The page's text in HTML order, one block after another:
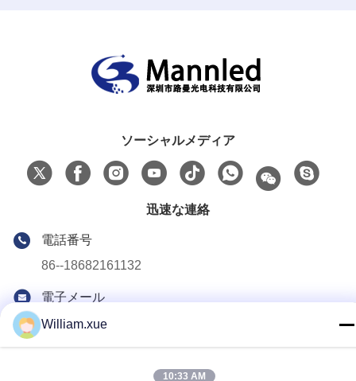
ソーシャルメディア
迅速な連絡
電話番号
86--18682161132
電子メール
william.xue@foxmail.com
アドレス
3階 建物1 ホンファ・ジアトリハイテクパーク タントーコミ
William.xue
10:33 AM